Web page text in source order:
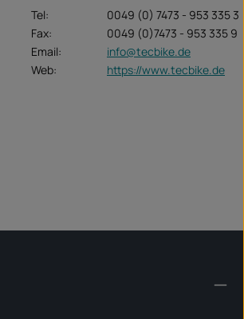
Tel:
0049 (0) 7473 - 953 335 3
Fax:
0049 (0)7473 - 953 335 9
Email:
info@tecbike.de
Web:
https://www.tecbike.de